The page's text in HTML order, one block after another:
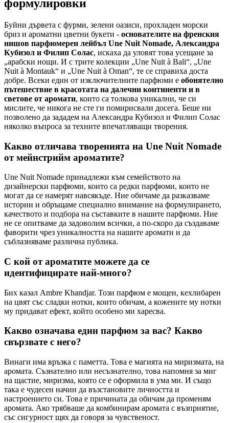
формулировки
Буйни дървета с фурми, зелени оазиси, прохладен морски
бриз и ароматни цветни букети - основателите на френския
нишов парфюмерен лейбъл Une Nuit Nomade, Александра
Кубизол и Филип Солас, искаха да уловят това усещане за
„арабски нощи. И с трите колекции „Une Nuit à Bali“, „Une
Nuit à Montauk“ и „Une Nuit à Oman“, те се справиха доста
добре. Всеки един от изключителните парфюми е обонятелно
пътешествие в красотата на далечни континенти и в
светове от аромати, които са толкова уникални, че си
мислите, че никога не сте ги помирисвали досега. Беше ни
позволено да зададем на Александра Кубизол и Филип Солас
няколко въпроса за техните впечатляващи творения.
Какво отличава творенията на Une Nuit Nomade
от мейнстрийм ароматите?
Une Nuit Nomade принадлежи към семейството на
дизайнерски парфюми, които са редки парфюми, които не
могат да се намерят навсякъде. Ние обичаме да разказваме
истории и обръщаме специално внимание на формулирането,
качеството и подбора на съставките в нашите парфюми. Ние
не се опитваме да задоволим всички, а по-скоро да създаваме
фаворити чрез уникалността на нашите аромати и да
съблазняваме различна публика.
С кой от ароматите можете да се
идентифицирате най-много?
Бих казал Ambre Khandjar. Този парфюм е мощен, кехлибарен
на цвят със сладки нотки, които обичам, а кожените му нотки
му придават ефект, който особено ми харесва.
Какво означава един парфюм за вас? Какво
свързвате с него?
Винаги има връзка с паметта. Това е магията на миризмата, на
аромата. Съзнателно или несъзнателно, това напомня за миг
на щастие, миризма, която се е оформила в ума ми. И също
така е чудесен начин да възстановите личността и
настроението си. Това е причината да обичам да променям
аромата. Ако трябваше да комбинирам аромата с възприятие,
със сигурност щях да говоря за чувственост.